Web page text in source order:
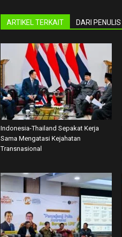
ARTIKEL TERKAIT DARI PENULIS
Indonesia-Thailand Sepakat Kerja
Sama Mengatasi Kejahatan
Transnasional